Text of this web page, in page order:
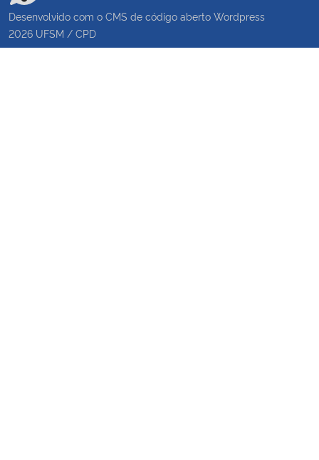
Desenvolvido com o CMS de código aberto Wordpress
2026 UFSM / CPD